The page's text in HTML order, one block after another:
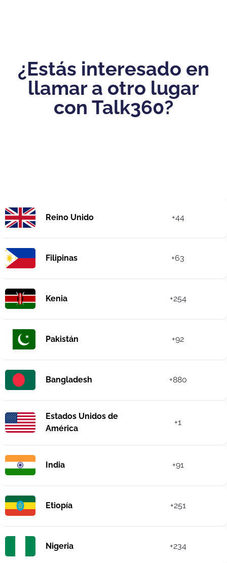
¿Estás interesado en
llamar a otro lugar
con Talk360?
Reino Unido +44
Filipinas +63
Kenia +254
Pakistán +92
Bangladesh +880
Estados Unidos de
América
+1
India +91
Etiopía +251
Nigeria +234